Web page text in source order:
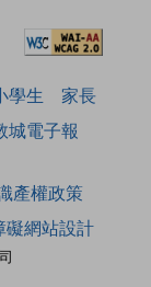
學生
家長
城電子報
產權政策
礙網站設計